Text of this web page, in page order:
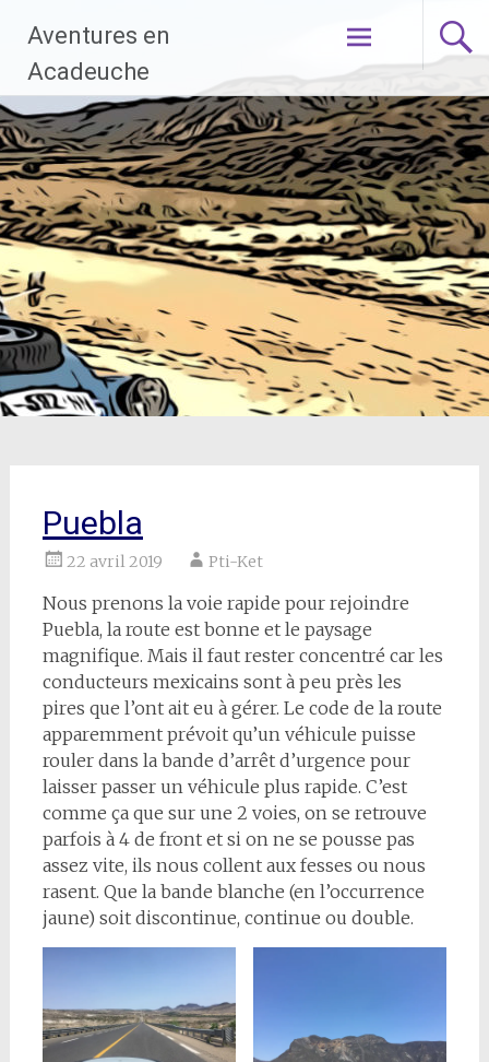
contenu
principal
Aventures en
Acadeuche
Puebla
22 avril 2019 Pti-Ket
Nous prenons la voie rapide pour rejoindre
Puebla, la route est bonne et le paysage
magnifique. Mais il faut rester concentré car les
conducteurs mexicains sont à peu près les
pires que l’ont ait eu à gérer. Le code de la route
apparemment prévoit qu’un véhicule puisse
rouler dans la bande d’arrêt d’urgence pour
laisser passer un véhicule plus rapide. C’est
comme ça que sur une 2 voies, on se retrouve
parfois à 4 de front et si on ne se pousse pas
assez vite, ils nous collent aux fesses ou nous
rasent. Que la bande blanche (en l’occurrence
jaune) soit discontinue, continue ou double.